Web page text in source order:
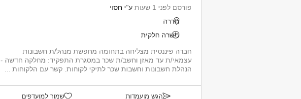
פורסם לפני 1 שעות ע"י חסוי
חדרה
משרה חלקית
חברה פיננסית מצליחה בתחומה מחפשת מנהל/ת חשבונות
עצמאי/ת עד מאזן וחשב/ת שכר במסגרת התפקיד: מחלקה חדשה -
הנהלת חשבונות וחשבות שכר לתיקי לקוחות. קשר עם הלקוחות ...
הגש מועמדות שמור למועדפים